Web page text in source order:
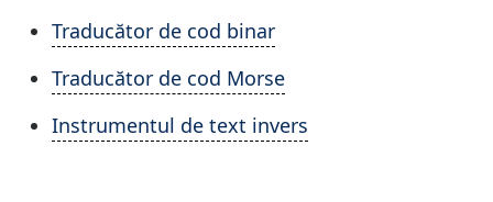
Traducător de cod binar
Traducător de cod Morse
Instrumentul de text invers